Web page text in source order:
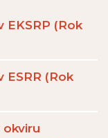
EKSRP (Rok
(Rok